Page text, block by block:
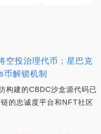
空投治理代币；星巴克
解锁机制
构建的CBDC沙盒源代码已
的忠诚度平台和NFT社区